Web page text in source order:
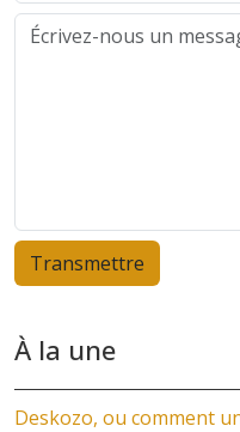
À la une
Deskozo, ou comment